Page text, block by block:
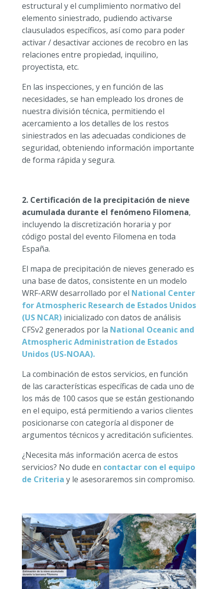
estructural y el cumplimiento normativo del
elemento siniestrado, pudiendo activarse
clausulados específicos, así como para poder
activar / desactivar acciones de recobro en las
relaciones entre propiedad, inquilino,
proyectista, etc.
En las inspecciones, y en función de las
necesidades, se han empleado los drones de
nuestra división técnica, permitiendo el
acercamiento a los detalles de los restos
siniestrados en las adecuadas condiciones de
seguridad, obteniendo información importante
de forma rápida y segura.
2. Certificación de la precipitación de nieve
acumulada durante el fenómeno Filomena,
incluyendo la discretización horaria y por
código postal del evento Filomena en toda
España.
El mapa de precipitación de nieves generado es
una base de datos, consistente en un modelo
WRF-ARW desarrollado por el National Center
for Atmospheric Research de Estados Unidos
(US NCAR)inicializado con datos de análisis
CFSv2 generados por la National Oceanic and
Atmospheric Administration de Estados
Unidos (US-NOAA).
La combinación de estos servicios, en función
de las características específicas de cada uno de
los más de 100 casos que se están gestionando
en el equipo, está permitiendo a varios clientes
posicionarse con categoría al disponer de
argumentos técnicos y acreditación suficientes.
¿Necesita más información acerca de estos
servicios? No dude en contactar con el equipo
de Criteria y le asesoraremos sin compromiso.